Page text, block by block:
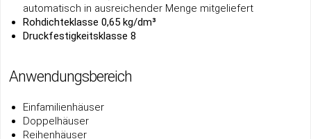
automatisch in ausreichender Menge mitgeliefert
Rohdichteklasse 0,65 kg/dm³
Druckfestigkeitsklasse 8
Anwendungsbereich
Einfamilienhäuser
Doppelhäuser
Reihenhäuser